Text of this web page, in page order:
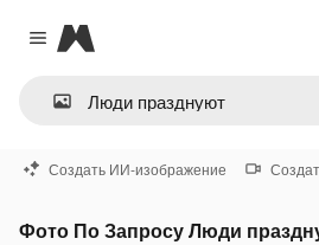
Close menu
Magnific
Создать ИИ-изображение
Фото По Запросу Люди